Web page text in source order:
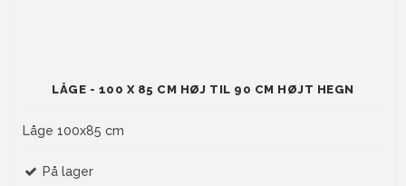
LÅGE - 100 X 85 CM HØJ TIL 90 CM HØJT HEGN
Låge 100x85 cm
På lager